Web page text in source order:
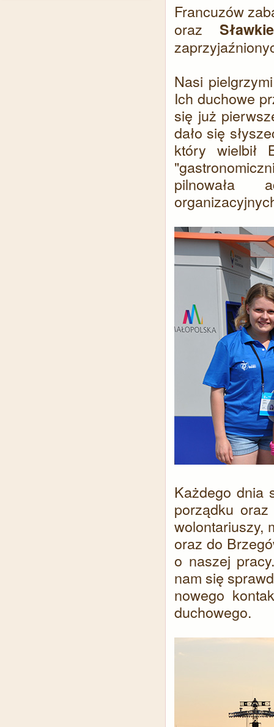
Francuzów
oraz
Nasi
Ich duchowe
się już
dało się
który wielbił
pilnowała
Każdego dnia
porządku
wolontariuszy,
oraz do
o naszej
nam się
nowego
duchowego.